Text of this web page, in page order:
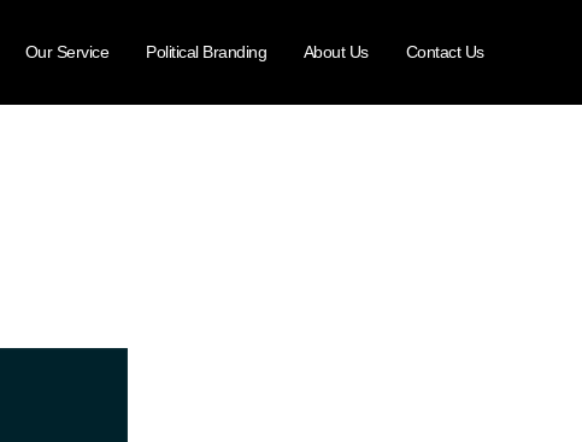
Our Service Political Branding About Us Contact Us